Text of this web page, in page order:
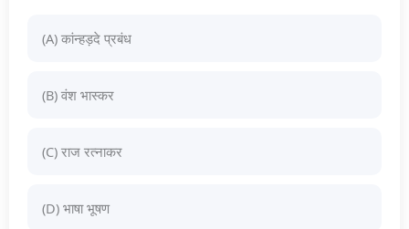
(A) कांन्हड़दे प्रबंध
(B) वंश भास्कर
(C) राज रत्नाकर
(D) भाषा भूषण